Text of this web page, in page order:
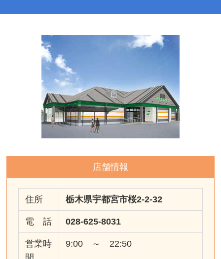
店舗情報
住所 栃木県宇都宮市桜2-2-32
電 話 028-625-8031
営業時
9:00 ～ 22:50